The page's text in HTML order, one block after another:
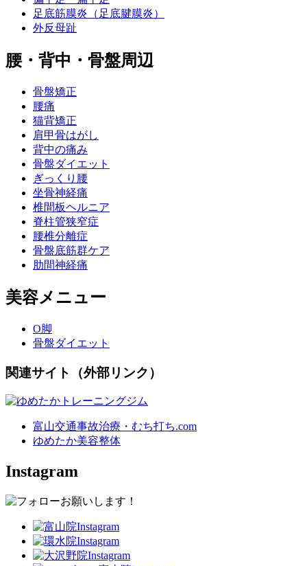
足底筋膜炎（足底腱膜炎）
外反母趾
腰・背中・骨盤周辺
骨盤矯正
腰痛
猫背矯正
肩甲骨はがし
背中の痛み
骨盤ダイエット
ぎっくり腰
坐骨神経痛
椎間板ヘルニア
脊柱管狭窄症
腰椎分離症
骨盤底筋群ケア
肋間神経痛
美容メニュー
O脚
骨盤ダイエット
関連サイト（外部リンク）
富山交通事故治療・むち打ち.com
ゆめたか美容整体
Instagram